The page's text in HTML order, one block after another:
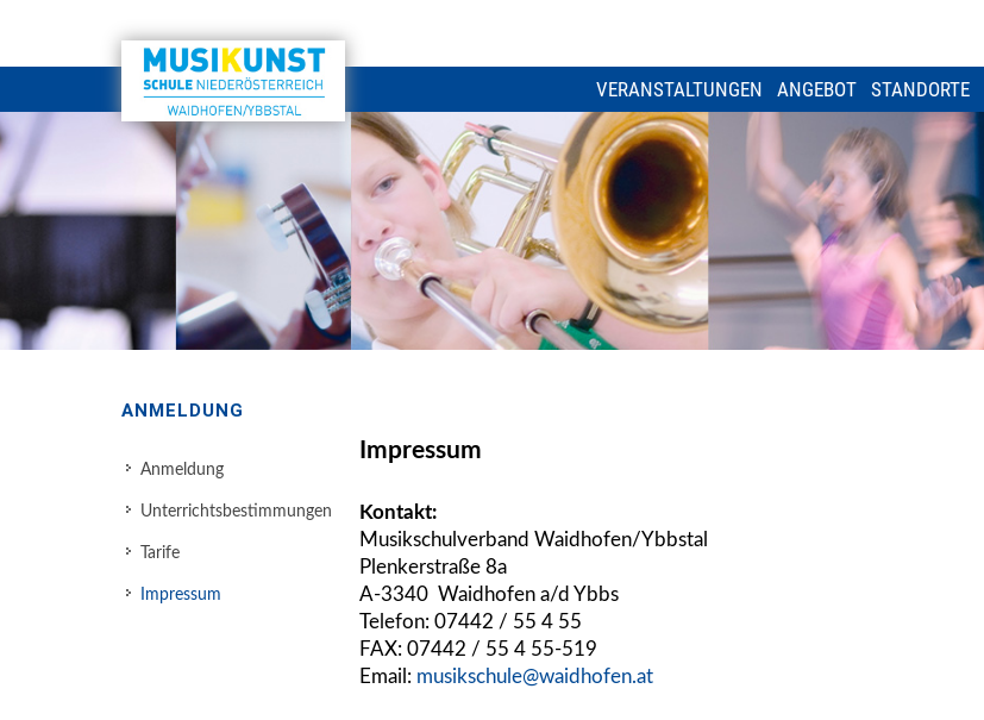
VERANSTALTUNGEN ANGEBOT STANDORTE
Impressum
Kontakt:
Musikschulverband Waidhofen/Ybbstal
Plenkerstraße 8a
A-3340 Waidhofen a/d Ybbs
Telefon: 07442 / 55 4 55
FAX: 07442 / 55 4 55-519
Email: musikschule@waidhofen.at
ANMELDUNG
Anmeldung
Unterrichtsbestimmungen
Tarife
Impressum